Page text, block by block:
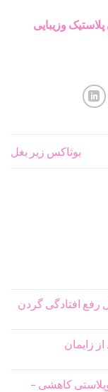
وزیبایی
بوتاکس زیر بغل
رفع افتادگی گردن
زایمان
کاهشی –